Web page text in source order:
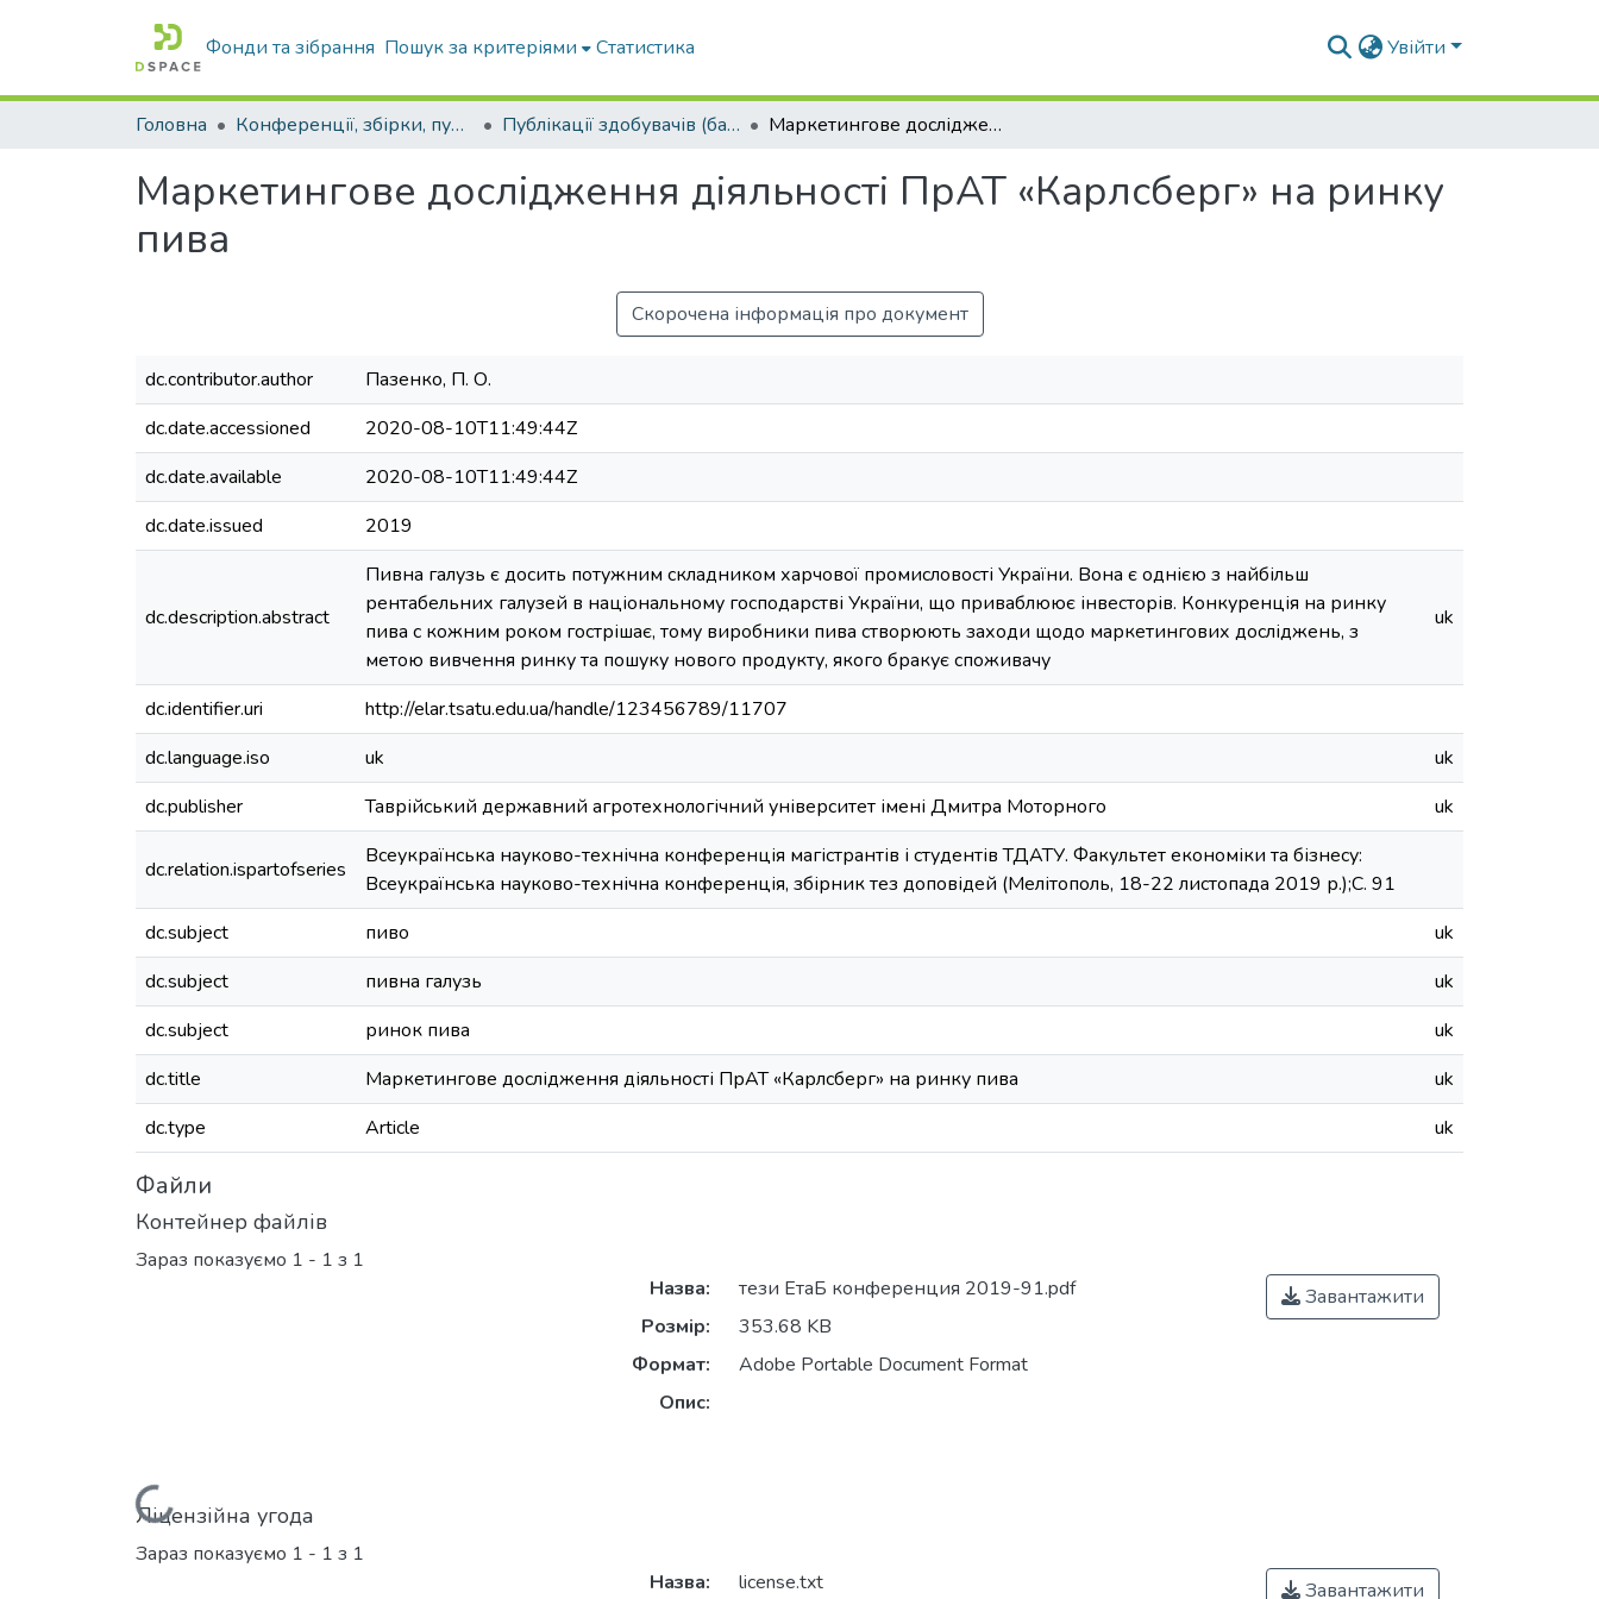
Фонди та зібрання Пошук за критеріями Статистика Увійти
Головна Конференції, збірки, публікації молодих вчених і здобувачів : магістрів, бакалаврів, аспірантів. Публікації здобувачів (бакалаврів. магістрів, аспірантів) Маркетингове дослідження діяльності ПрАТ «Карлсберг» на ринку пива
Маркетингове дослідження діяльності ПрАТ «Карлсберг» на ринку
пива
Скорочена інформація про документ
dc.contributor.author
Пазенко, П. О.
dc.date.accessioned
2020-08-10T11:49:44Z
dc.date.available
2020-08-10T11:49:44Z
dc.date.issued
2019
dc.description.abstract
Пивна галузь є досить потужним складником харчової промисловості України. Вона є однією з найбільш
рентабельних галузей в національному господарстві України, що приваблюює інвесторів. Конкуренція на ринку
пива с кожним роком гострішає, тому виробники пива створюють заходи щодо маркетингових досліджень, з
метою вивчення ринку та пошуку нового продукту, якого бракує споживачу
uk
dc.identifier.uri
http://elar.tsatu.edu.ua/handle/123456789/11707
dc.language.iso
uk
uk
dc.publisher
Таврійський державний агротехнологічний університет імені Дмитра Моторного uk
dc.relation.ispartofseries
Всеукраїнська науково-технічна конференція магістрантів і студентів ТДАТУ. Факультет економіки та бізнесу:
Всеукраїнська науково-технічна конференція, збірник тез доповідей (Мелітополь, 18-22 листопада 2019 р.);С. 91
dc.subject
пиво
uk
dc.subject
пивна галузь
uk
dc.subject
ринок пива
uk
dc.title
Маркетингове дослідження діяльності ПрАТ «Карлсберг» на ринку пива
uk
dc.type
Article uk
Файли
Контейнер файлів
Зараз показуємо 1 - 1 з 1
Вантажиться...
Назва:
тези ЕтаБ конференция 2019-91.pdf
Розмір:
353.68 KB
Формат:
Adobe Portable Document Format
Опис:
Завантажити
Ліцензійна угода
Зараз показуємо 1 - 1 з 1
Назва:
license.txt Завантажити